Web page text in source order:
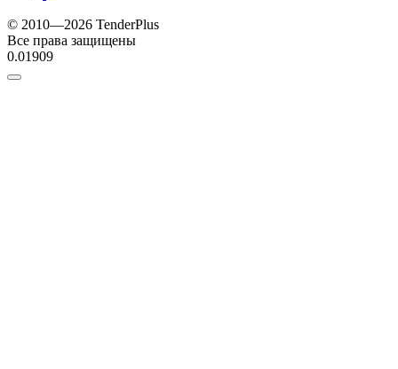
© 2010—2026 TenderPlus
Все права защищены
0.01909